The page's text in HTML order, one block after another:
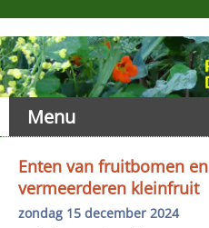
Menu
Enten van fruitbomen en
vermeerderen kleinfruit
zondag 15 december 2024